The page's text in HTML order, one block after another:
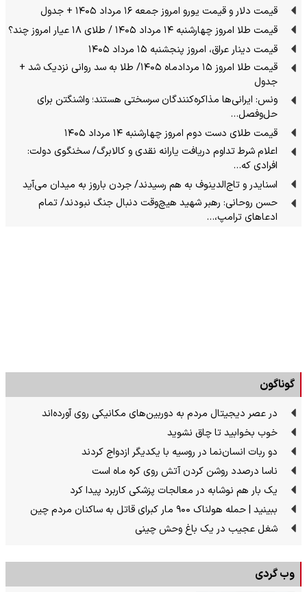
قیمت دلار و قیمت یورو امروز جمعه ۱۶ مرداد ۱۴۰۵ + جدول
قیمت طلا امروز چهارشنبه ۱۴ مرداد ۱۴۰۵ / طلای ۱۸ عیار امروز چند؟
قیمت دینار عراق، امروز پنجشنبه ۱۵ مرداد ۱۴۰۵
قیمت طلا امروز ۱۵ مردادماه ۱۴۰۵/ طلا به سد روانی نزدیک شد +
جدول
ونس: ایرانی‌ها مذاکره‌کنندگان سرسختی هستند؛ واشنگتن برای
حل‌وفصل…
قیمت طلای دست دوم امروز چهارشنبه ۱۴ مرداد ۱۴۰۵
اعلام شرط تداوم دریافت یارانه نقدی و کالابرگ/ سخنگوی دولت:
افرادی که…
اسنایدر و تاج‌الدینوف به هم رسیدند/ جردن باروز به میدان می‌آید
حسن روحانی: رهبر شهید هیچ‌وقت دنبال جنگ نبودند/ تمام
ادعاهای ترامپ،…
گوناگون
در عصر دیجیتال مردم به دوربین‌های مکانیکی روی آورده‌اند
خوب بخوابید تا چاق نشوید
دو ربات انسان‌نما در روسیه با یکدیگر ازدواج کردند
ناسا درصدد روشن کردن آتش روی کره ماه است
یک بار هم نوشابه در معالجات پزشکی کاربرد پیدا کرد
ببینید | حمله هولناک ۹۰۰ مار کبرای قاتل به ساکنان مردم چین
شغل عجیب در یک باغ وحش چینی
وب گردی